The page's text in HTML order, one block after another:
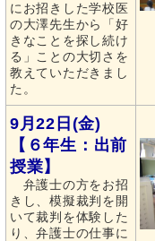
にお招きした学校医
の大澤先生から「好
きなことを探し続け
る」ことの大切さを
教えていただきまし
た。
9月22日(金)
【６年生：出前
授業】
弁護士の方をお招
きし、模擬裁判を開
いて裁判を体験した
り、弁護士の仕事に